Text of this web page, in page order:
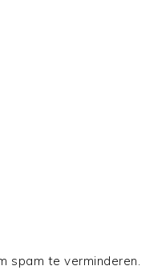
spam te verminderen.